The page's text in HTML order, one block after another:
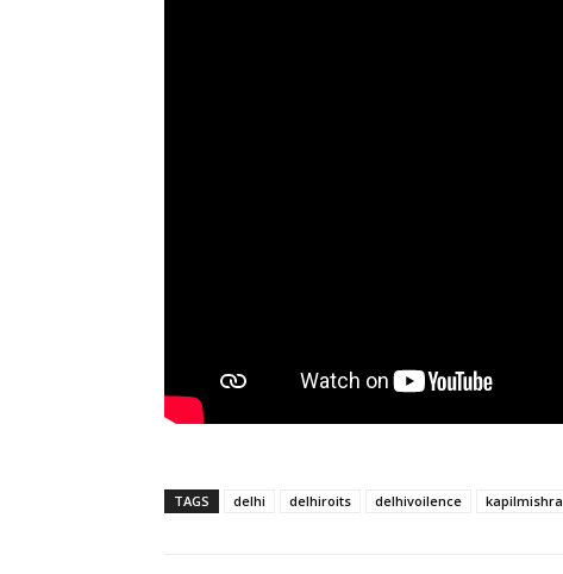
TAGS delhi delhiroits delhivoilence kapilmishra